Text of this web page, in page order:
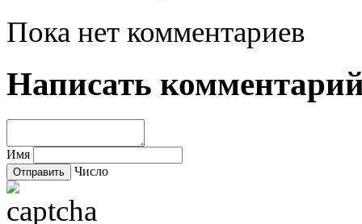
Пока нет комментариев
Написать
Имя
Число